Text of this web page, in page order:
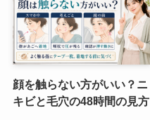
顔を触らない方がいい？ニ
キビと毛穴の48時間の見方